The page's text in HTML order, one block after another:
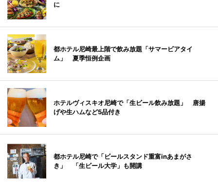
に
都ホテル尼崎最上階で飲み放題「サマービアタイ
ム」 夏季恒例企画
ホテルヴィスキオ尼崎で「生ビール飲み放題」 唐揚
げや生ハムなど5品付き
都ホテル尼崎で「ビールスタンド重富inあまがさ
き」 「生ビール大学」も開講